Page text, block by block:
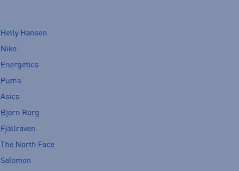
Helly Hansen
Nike
Energetics
Puma
Asics
Björn Borg
Fjällräven
The North Face
Salomon